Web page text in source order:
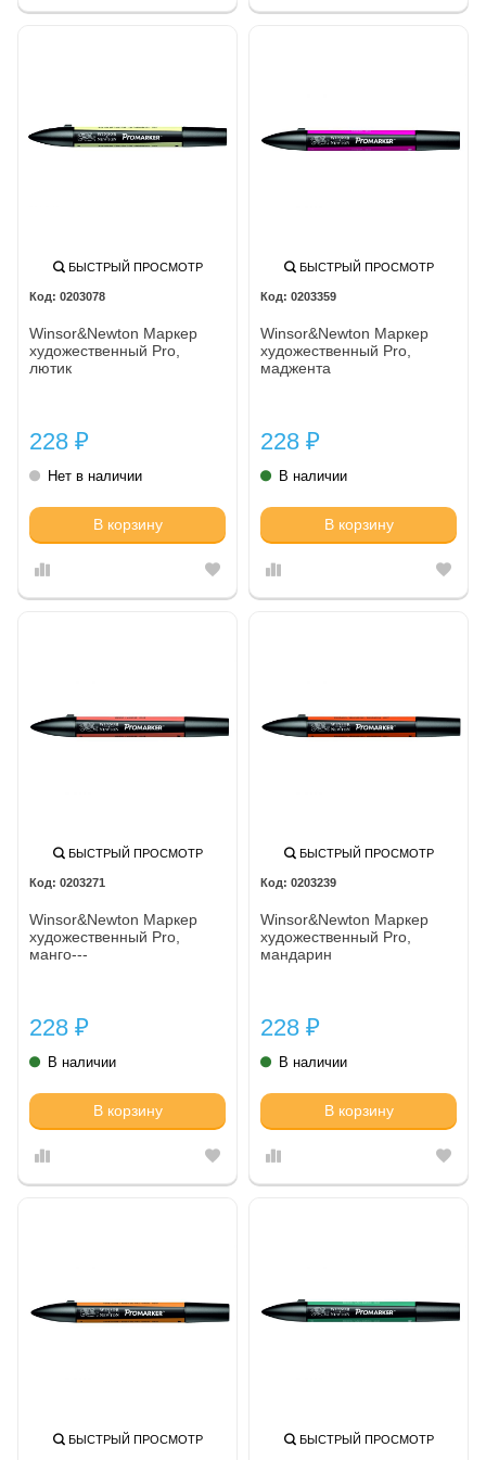
БЫСТРЫЙ ПРОСМОТР
0203078
Winsor&Newton Маркер
художественный Pro,
лютик
228 ₽
Нет в наличии
В корзину
БЫСТРЫЙ ПРОСМОТР
0203359
Winsor&Newton Маркер
художественный Pro,
маджента
228 ₽
В наличии
В корзину
БЫСТРЫЙ ПРОСМОТР
0203271
Winsor&Newton Маркер
художественный Pro,
манго---
228 ₽
В наличии
В корзину
БЫСТРЫЙ ПРОСМОТР
0203239
Winsor&Newton Маркер
художественный Pro,
мандарин
228 ₽
В наличии
В корзину
БЫСТРЫЙ ПРОСМОТР БЫСТРЫЙ ПРОСМОТР